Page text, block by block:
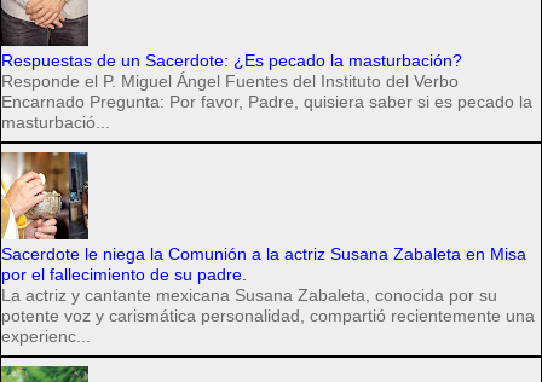
Respuestas de un Sacerdote: ¿Es pecado la masturbación?
Responde el P. Miguel Ángel Fuentes del Instituto del Verbo
Encarnado Pregunta: Por favor, Padre, quisiera saber si es pecado la
masturbació...
Sacerdote le niega la Comunión a la actriz Susana Zabaleta en Misa
por el fallecimiento de su padre.
La actriz y cantante mexicana Susana Zabaleta, conocida por su
potente voz y carismática personalidad, compartió recientemente una
experienc...